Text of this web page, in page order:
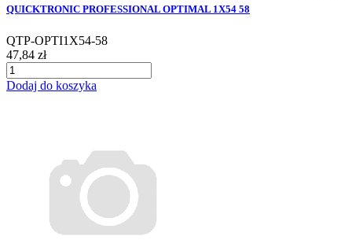
QUICKTRONIC PROFESSIONAL OPTIMAL 1X54 58
QTP-OPTI1X54-58
47,84 zł
Dodaj do koszyka